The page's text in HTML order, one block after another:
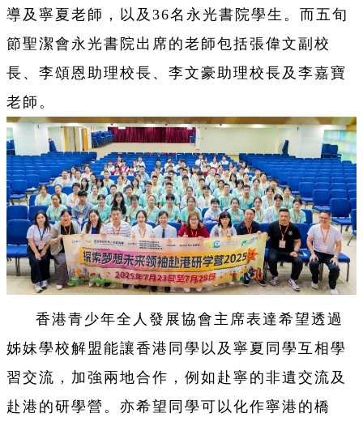
導及寧夏老師，以及36名永光書院學生。而五旬
節聖潔會永光書院出席的老師包括張偉文副校
長、李頌恩助理校長、李文豪助理校長及李嘉寶
老師。
香港青少年全人發展協會主席表達希望透過
姊妹學校解盟能讓香港同學以及寧夏同學互相學
習交流，加強兩地合作，例如赴寧的非遺交流及
赴港的研學營。亦希望同學可以化作寧港的橋